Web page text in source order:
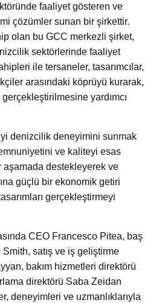
faaliyet gösteren ve
çözümler sunan bir şirkettir.
olan bu GCC merkezli şirket,
sektörlerinde faaliyet
ile tersaneler, tasarımcılar,
arasındaki köprüyü kurarak,
yardımcı
denizcilik deneyimini sunmak
ve kaliteyi esas
aşamada destekleyerek ve
güçlü bir ekonomik getiri
gerçekleştirmeyi
CEO Francesco Pitea, baş
satış ve iş geliştirme
bakım hizmetleri direktörü
direktörü Saba Zeidan
deneyimleri ve uzmanlıklarıyla